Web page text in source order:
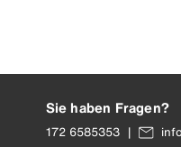
Sie haben Fragen?
172 6585353 |